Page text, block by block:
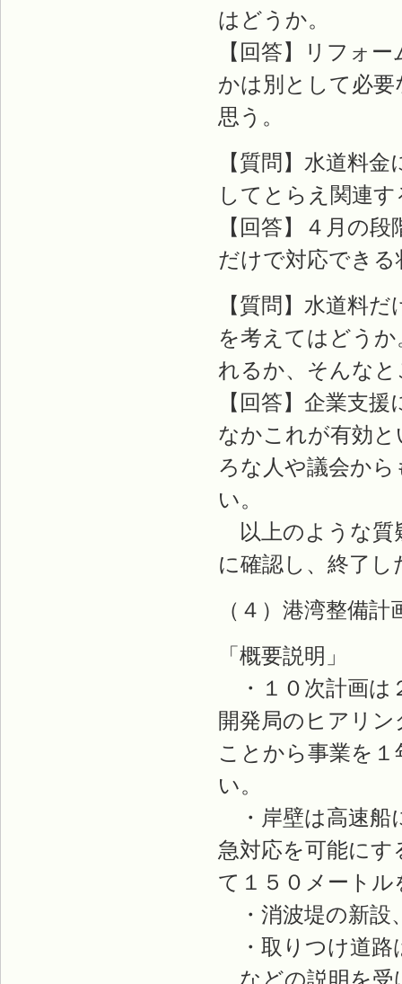
はどうか。
【回答】リフォ
かは別として必
思う。
【質問】水道料
してとらえ関連
【回答】４月の
だけで対応でき
【質問】水道料
を考えてはどう
れるか、そんな
【回答】企業支
なかこれが有効
ろな人や議会か
い。
以上のような質
に確認し、終了し
（４）港湾整備
「概要説明」
・１０次計画は
開発局のヒアリ
ことから事業を
い。
・岸壁は高速船
急対応を可能に
て１５０メートル
・消波堤の新設
・取りつけ道路
などの説明を受